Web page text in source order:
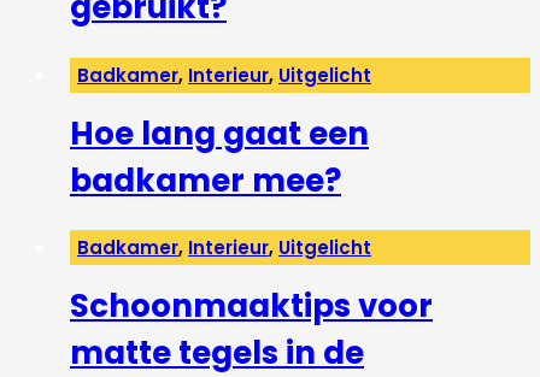
Badkamer, Interieur, Uitgelicht
Hoe lang gaat een
badkamer mee?
Badkamer, Interieur, Uitgelicht
Schoonmaaktips voor
matte tegels in de